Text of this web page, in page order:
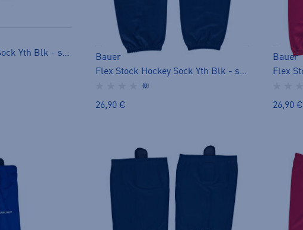
Flex Stock Hockey Sock Yth Blk - sukka
Bauer
Flex Stock Hockey Sock Yth Blk - sukka
(0)
26,90 €
Bauer
26,90 €